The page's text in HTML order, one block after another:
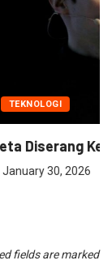
fields are marked